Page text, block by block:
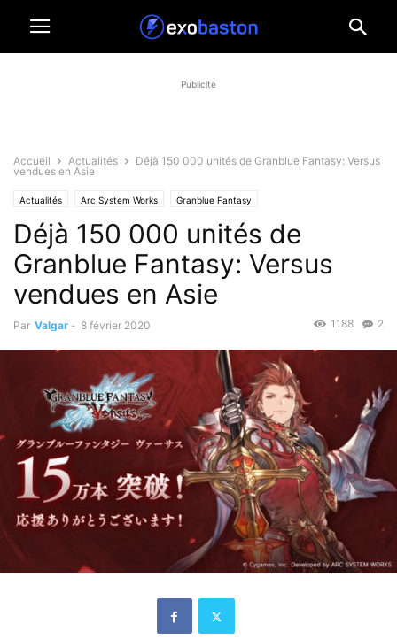
Publicité
Accueil Actualités
Déjà 150 000 unités de Granblue Fantasy: Versus
vendues en Asie
Actualités Arc System Works Granblue Fantasy
Déjà 150 000 unités de
Granblue Fantasy: Versus
vendues en Asie
Par Valgar - 8 février 2020 2
1188